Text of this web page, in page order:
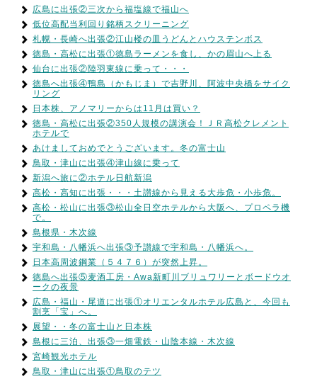
広島に出張②三次から福塩線で福山へ
低位高配当利回り銘柄スクリーニング
札幌・長崎へ出張②江山楼の皿うどんとハウステンボス
徳島・高松に出張①徳島ラーメンを食し、かの眉山へ上る
仙台に出張②陸羽東線に乗って・・・
徳島へ出張④鴨島（かもじま）で吉野川、阿波中央橋をサイク
リング
日本株、アノマリーからは11月は買い？
徳島・高松に出張②350人規模の講演会！ＪＲ高松クレメント
ホテルで
あけましておめでとうございます。冬の富士山
鳥取・津山に出張④津山線に乗って
新潟へ旅に②ホテル日航新潟
高松・高知に出張・・・土讃線から見える大歩危・小歩危。
高松・松山に出張③松山全日空ホテルから大阪へ、プロペラ機
で。
島根県・木次線
宇和島・八幡浜へ出張③予讃線で宇和島・八幡浜へ。
日本高周波鋼業（５４７６）が突然上昇。
徳島へ出張⑤麦酒工房・Awa新町川ブリュワリーとボードウオ
ークの夜景
広島・福山・尾道に出張①オリエンタルホテル広島と、今回も
割烹「宝」へ。
展望・・冬の富士山と日本株
島根に三泊、出張③一畑電鉄・山陰本線・木次線
宮崎観光ホテル
鳥取・津山に出張①鳥取のテツ